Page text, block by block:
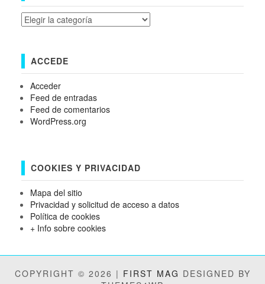
Categorías
ACCEDE
Acceder
Feed de entradas
Feed de comentarios
WordPress.org
COOKIES Y PRIVACIDAD
Mapa del sitio
Privacidad y solicitud de acceso a datos
Política de cookies
+ Info sobre cookies
COPYRIGHT © 2026 | FIRST MAG DESIGNED BY